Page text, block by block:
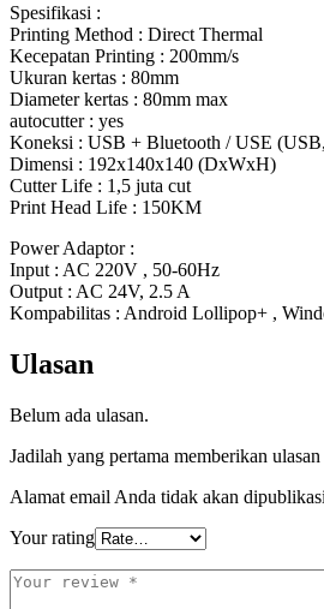
Spesifikasi :
Printing Method : Direct Thermal
Kecepatan Printing : 200mm/s
Ukuran kertas : 80mm
Diameter kertas : 80mm max
autocutter : yes
Koneksi : USB + Bluetooth / USE
Dimensi : 192x140x140 (DxWxH)
Cutter Life : 1,5 juta cut
Print Head Life : 150KM
Power Adaptor :
Input : AC 220V , 50-60Hz
Output : AC 24V, 2.5 A
Kompabilitas : Android Lollipop+ ,
Ulasan
Belum ada ulasan.
Jadilah yang pertama memberikan
Alamat email Anda tidak akan
Your rating